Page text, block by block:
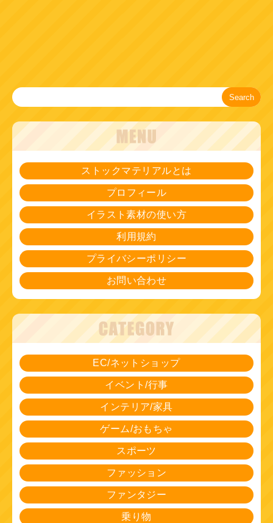
Search
ストックマテリアルとは
プロフィール
イラスト素材の使い方
利用規約
プライバシーポリシー
お問い合わせ
EC/ネットショップ
イベント/行事
インテリア/家具
ゲーム/おもちゃ
スポーツ
ファッション
ファンタジー
乗り物